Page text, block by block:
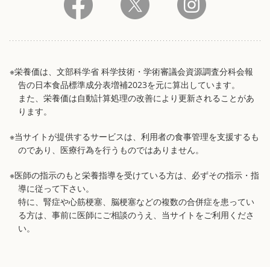
※栄養価は、文部科学省 科学技術・学術審議会資源調査分科会報
告の日本食品標準成分表増補2023を元に算出しています。
また、栄養価は自動計算処理の改善により更新されることがあ
ります。
※当サイトが提供するサービスは、利用者の食事管理を支援するも
のであり、医療行為を行うものではありません。
※医師の指示のもと栄養指導を受けている方は、必ずその指示・指
導に従って下さい。
特に、腎症や心筋梗塞、脳梗塞などの複数の合併症を患ってい
る方は、事前に医師にご相談のうえ、当サイトをご利用くださ
い。